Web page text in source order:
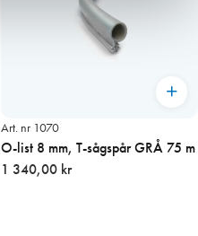
Art. nr 1070
O-list 8 mm, T-sågspår GRÅ 75 m
1 340,00 kr